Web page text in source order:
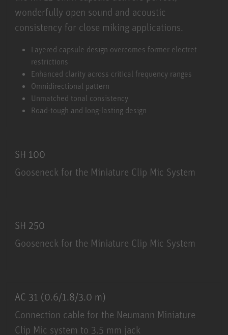
wonderfully open sound and acoustic
consistency for close miking applications.
KK 13 Layered capsule design overcomes former electret
restrictions
Enhanced clarity across critical frequency ranges
Omnidirectional pattern
Unmatched tonal consistency
Road-tough and long-lasting design
SH 100
Gooseneck for the Miniature Clip Mic System
SH 250
Gooseneck for the Miniature Clip Mic System
AC 31 (0.6/1.8/3.0 m)
Connection cable for the Neumann Miniature
Clip Mic system to 3.5 mm jack